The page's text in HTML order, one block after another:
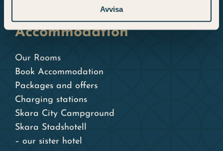
Avvisa
Accommodation
Our Rooms
Book Accommodation
Packages and offers
Charging stations
Skara City Campground
Skara Stadshotell
– our sister hotel